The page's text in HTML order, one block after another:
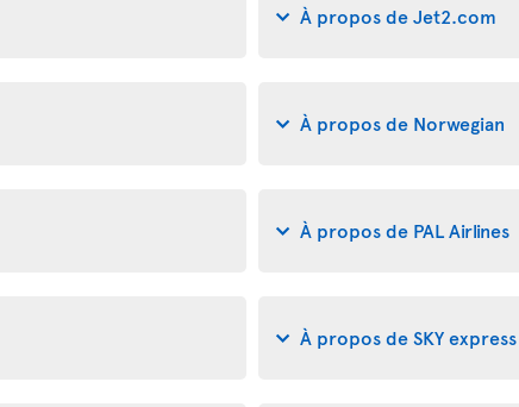
À propos de Jet2.com
À propos de Norwegian
À propos de PAL Airlines
À propos de SKY express